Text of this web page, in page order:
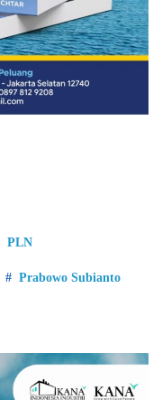
PLN
Prabowo Subianto